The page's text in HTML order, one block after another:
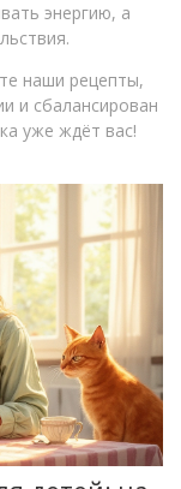
энергию, а
наши рецепты,
и сбалансирован
уже ждёт вас!